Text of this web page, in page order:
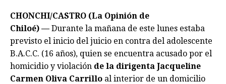
CHONCHI/CASTRO (La Opinión de
Chiloé) — Durante la mañana de este lunes estaba
previsto el inicio del juicio en contra del adolescente
B.A.C.C. (16 años), quien se encuentra acusado por el
homicidio y violación de la dirigenta Jacqueline
Carmen Oliva Carrillo al interior de un domicilio